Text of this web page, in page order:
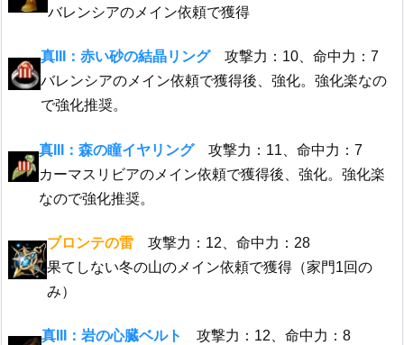
バレンシアのメイン依頼で獲得
真III：赤い砂の結晶リング攻撃力：10、命中力：7
バレンシアのメイン依頼で獲得後、強化。強化楽なの
で強化推奨。
真III：森の瞳イヤリング攻撃力：11、命中力：7
カーマスリビアのメイン依頼で獲得後、強化。強化楽
なので強化推奨。
ブロンテの雷 攻撃力：12、命中力：28
果てしない冬の山のメイン依頼で獲得（家門1回の
み）
真III：岩の心臓ベルト
攻撃力：12、命中力：8